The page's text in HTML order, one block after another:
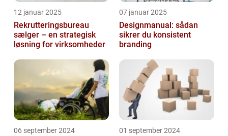
12 januar 2025
Rekrutteringsbureau
sælger – en strategisk
løsning for virksomheder
07 januar 2025
Designmanual: sådan
sikrer du konsistent
branding
06 september 2024 01 september 2024